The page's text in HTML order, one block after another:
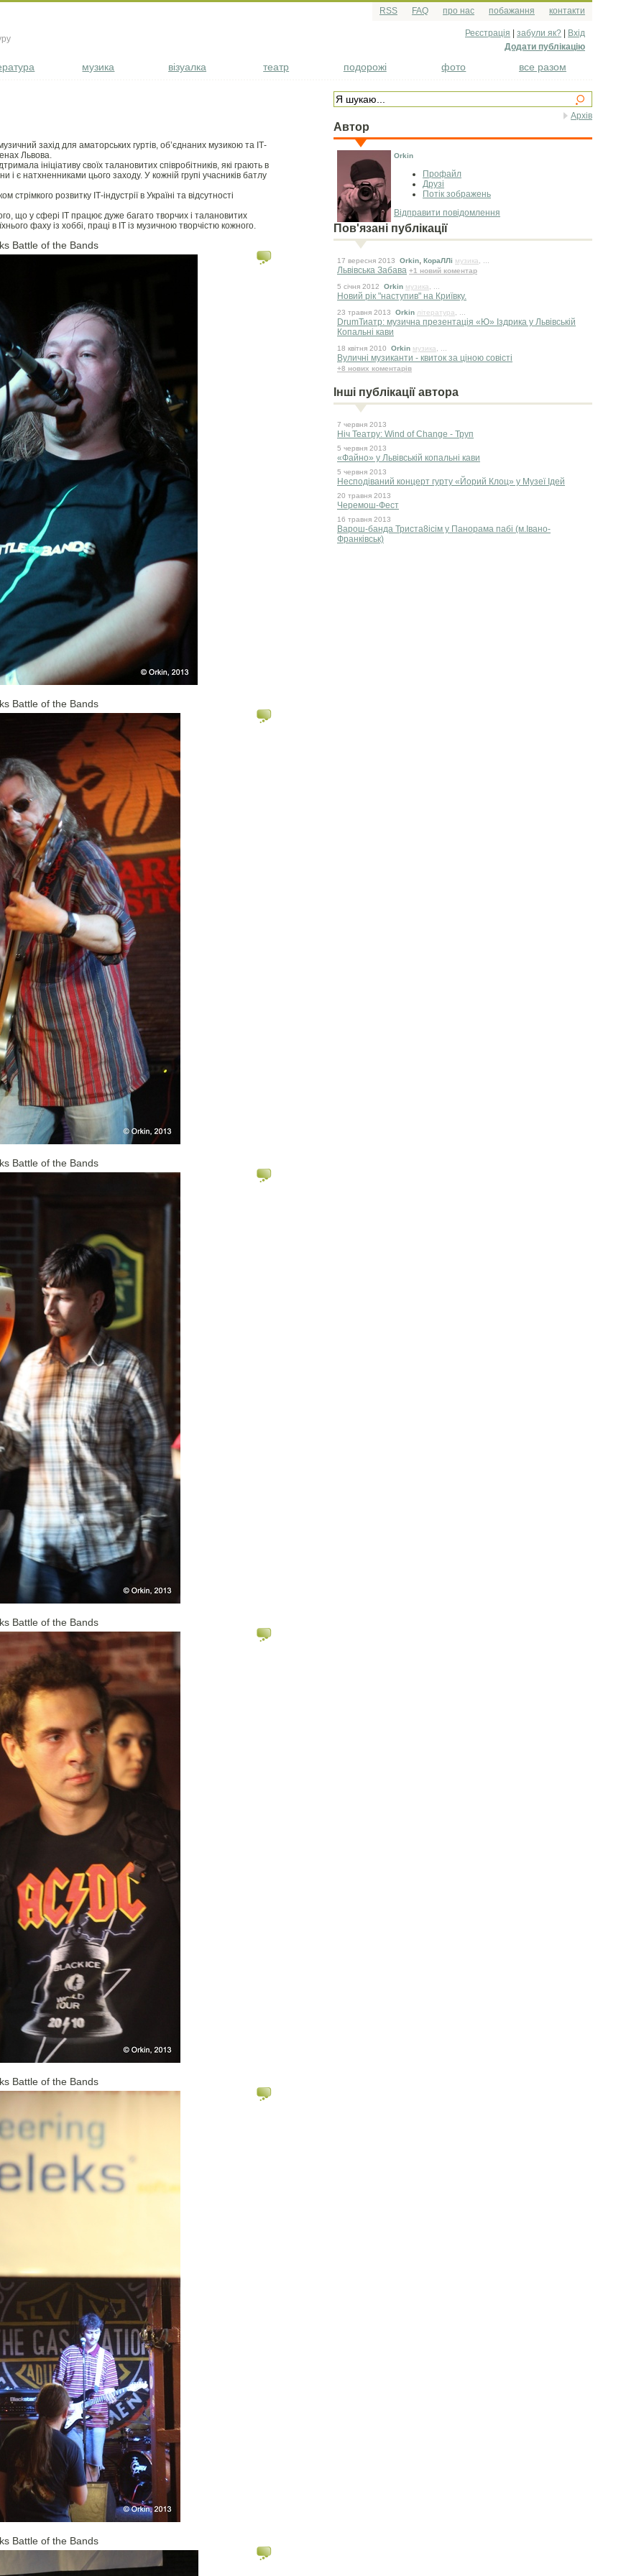
RSS FAQ про нас побажання контакти
Реєстрація забули як?
Вхід
Додати публікацію
музика візуалка театр подорожі фото все разом
Архів
Автор
Orkin
Профайл
Друзі
Потік зображень
Відправити повідомлення
Пов'язані публікації
17 вересня 2013 Orkin, КораЛЛі музика
Львівська Забава +1 новий коментар
5 сiчня 2012
Orkin музика
Новий рік "наступив" на Криївку.
23 травня 2013 Orkin література
DrumТиатр: музична презентація «Ю» Іздрика у Львівській
Копальні кави
18 квiтня 2010 Orkin музика
Вуличні музиканти - квиток за ціною совісті
+8 нових коментарів
Інші публікації автора
7 червня 2013
Ніч Театру: Wind of Change - Труп
5 червня 2013
«Файно» у Львівській копальні кави
5 червня 2013
Несподіваний концерт гурту «Йорий Клоц» у Музеї Ідей
20 травня 2013
Черемош-Фест
16 травня 2013
Варош-банда Триста8ісім у Панорама пабі (м.Івано-
Франківськ)
захід для аматорських гуртів, об’єднаних музикою та ІТ-
Львова.
ініціативу своїх талановитих співробітників, які грають в
і є натхненниками цього заходу. У кожній групі учасників батлу
розвитку ІТ-індустрії в Україні та відсутності
що у сфері ІТ працює дуже багато творчих і талановитих
фаху із хоббі, праці в ІТ із музичною творчістю кожного.
Battle of the Bands
Battle of the Bands
Battle of the Bands
Battle of the Bands
Battle of the Bands
Battle of the Bands